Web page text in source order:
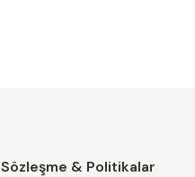
Sözleşme & Politikalar